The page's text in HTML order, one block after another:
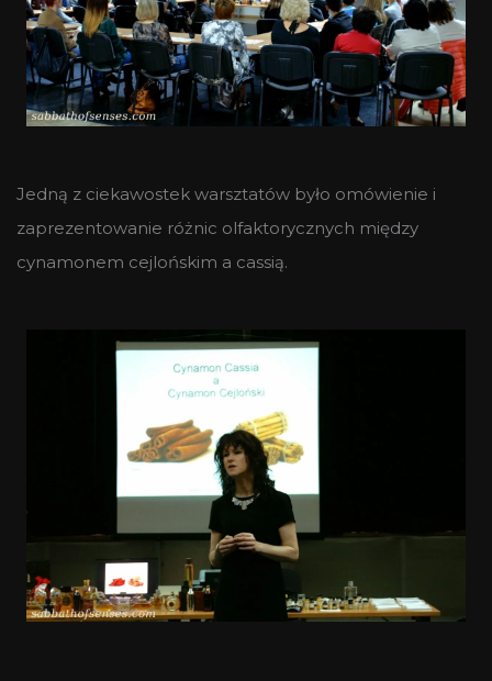
Jedną z ciekawostek warsztatów było omówienie i
zaprezentowanie różnic olfaktorycznych między
cynamonem cejlońskim a cassią.